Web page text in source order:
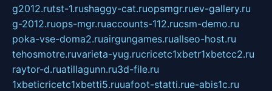
g2012.rutst-1.rushaggy-cat.ruopsmgr.ruev-gallery.ru
g-2012.ruops-mgr.ruaccounts-112.rucsm-demo.ru
poka-vse-doma2.ruairgungames.ruallseo-host.ru
tehosmotre.ruvarieta-yug.rucricetc1xbetr1xbetcc2.ru
raytor-d.ruatillagunn.ru3d-file.ru
1xbeticricetc1xbetti5.ruuafoot-statti.rue-abis1c.ru